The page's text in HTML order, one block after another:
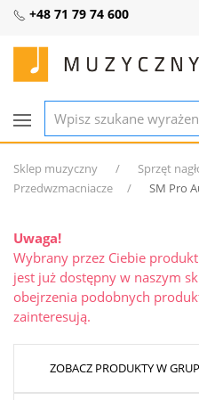
+48 71 79 74 600
Sklep muzyczny
Sprzęt
Przedwzmacniacze
SM Pro
Uwaga!
Wybrany przez Ciebie
jest już dostępny w naszym
obejrzenia podobnych
zainteresują.
ZOBACZ PRODUKTY W